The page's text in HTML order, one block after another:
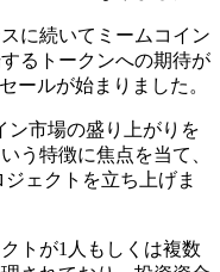
に続いてミームコイン
るトークンへの期待が
ールが始まりました。
ン市場の盛り上がりを
う特徴に焦点を当て、
ェクトを立ち上げま
トが1人もしくは複数